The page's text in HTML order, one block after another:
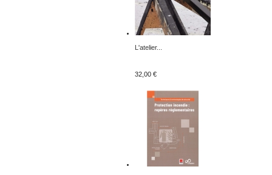
L'atelier...
32,00 €